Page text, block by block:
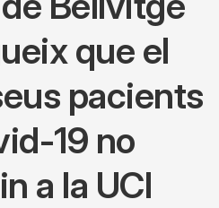
que el
pacients
19 no
a la UCI